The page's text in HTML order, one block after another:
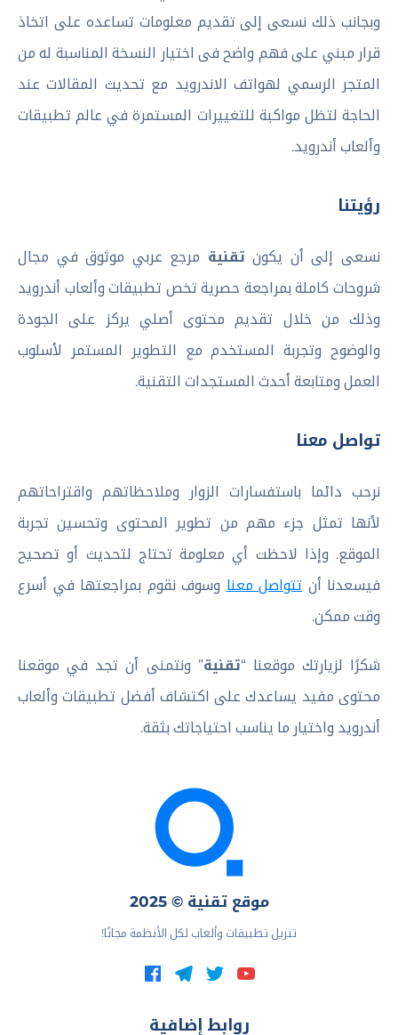
وبجانب ذلك نسعى إلى تقديم معلومات تساعده على اتخاذ
قرار مبني على فهم واضح فى اختيار النسخة المناسبة له من
المتجر الرسمي لهواتف الاندرويد مع تحديث المقالات عند
الحاجة لتظل مواكبة للتغييرات المستمرة في عالم تطبيقات
وألعاب أندرويد.
رؤيتنا
نسعى إلى أن يكون تقنية مرجع عربي موثوق في مجال
شروحات كاملة بمراجعة حصرية تخص تطبيقات وألعاب أندرويد
وذلك من خلال تقديم محتوى أصلي يركز على الجودة
والوضوح وتجربة المستخدم مع التطوير المستمر لأسلوب
العمل ومتابعة أحدث المستجدات التقنية.
تواصل معنا
نرحب دائما باستفسارات الزوار وملاحظاتهم واقتراحاتهم
لأنها تمثل جزء مهم من تطوير المحتوى وتحسين تجربة
الموقع. وإذا لاحظت أي معلومة تحتاج لتحديث أو تصحيح
فيسعدنا أن تتواصل معنا وسوف نقوم بمراجعتها في أسرع
وقت ممكن.
شكرًا لزيارتك موقعنا “تقنية” ونتمنى أن تجد في موقعنا
محتوى مفيد يساعدك على اكتشاف أفضل تطبيقات وألعاب
أندرويد واختيار ما يناسب احتياجاتك بثقة.
موقع تقنية © 2025
تنزيل تطبيقات وألعاب لكل الأنظمة مجانًا!
روابط إضافية